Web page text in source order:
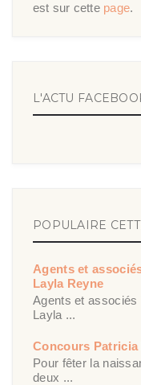
est sur cette page.
L'ACTU
POPULAIRE
Agents et
Layla Reyne
Agents et associés
Layla ...
Concours
Pour fêter la
deux ...